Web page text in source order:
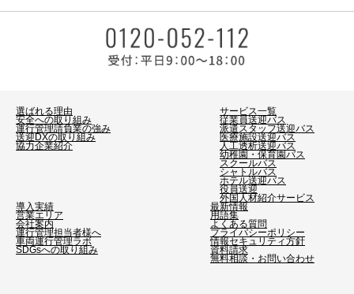
選ばれる理由
安全への取り組み
運行管理請負業の強み
送迎DXの取り組み
協力企業紹介
サービス一覧
従業員送迎バス
派遣スタッフ送迎バス
医療施設送迎バス
人工透析送迎バス
幼稚園・保育園バス
スクールバス
シャトルバス
ホテル送迎バス
役員送迎
外国人材紹介サービス
導入実績
営業エリア
会社案内
運行管理担当者様へ
車両運行管理ラボ
SDGsへの取り組み
最新情報
用語集
よくある質問
プライバシーポリシー
情報セキュリティ方針
資料請求
無料相談・お問い合わせ